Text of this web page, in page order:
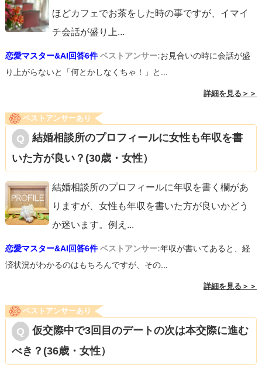
ほどカフェでお茶をした時の事ですが、イマイ
チ会話が盛り上...
恋愛マスター&AI回答6件 ベストアンサー:お見合いの時に会話が盛
り上がらないと「何とかしなくちゃ！」と...
詳細を見る＞＞
ベストアンサーあり
結婚相談所のプロフィールに女性も年収を書
いた方が良い？(30歳・女性）
結婚相談所のプロフィールに年収を書く欄があ
りますが、女性も年収を書いた方が良いかどう
か迷います。例え ...
恋愛マスター&AI回答6件 ベストアンサー:年収が書いてあると、経
済状況がわかるのはもちろんですが、その...
詳細を見る＞＞
ベストアンサーあり
仮交際中で3回目のデートの次は本交際に進む
べき？(36歳・女性）